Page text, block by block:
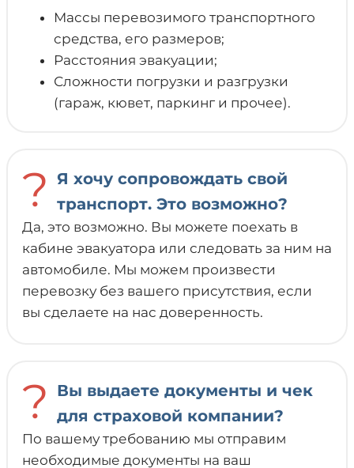
Массы перевозимого транспортного
средства, его размеров;
Расстояния эвакуации;
Сложности погрузки и разгрузки
(гараж, кювет, паркинг и прочее).
? Я хочу сопровождать свой
транспорт. Это возможно?
Да, это возможно. Вы можете поехать в
кабине эвакуатора или следовать за ним на
автомобиле. Мы можем произвести
перевозку без вашего присутствия, если
вы сделаете на нас доверенность.
?
Вы выдаете документы и чек
для страховой компании?
По вашему требованию мы отправим
необходимые документы на ваш